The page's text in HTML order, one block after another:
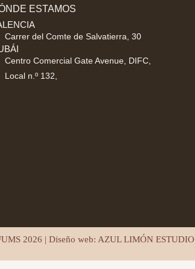
ESTAMOS
Carrer del Comte de Salvatierra, 30
Centro Comercial Gate Avenue, DIFC,
Local n.º 132,
2026 | Diseño web: AZUL LIMÓN ESTUDIO